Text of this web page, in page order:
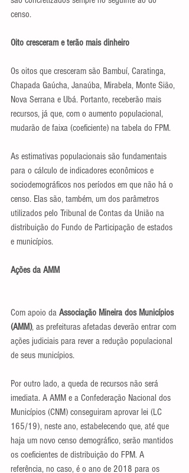
censo.
Oito cresceram e terão mais dinheiro
Os oitos que cresceram são Bambuí, Caratinga,
Chapada Gaúcha, Janaúba, Mirabela, Monte Sião,
Nova Serrana e Ubá. Portanto, receberão mais
recursos, já que, com o aumento populacional,
mudarão de faixa (coeficiente) na tabela do FPM.
As estimativas populacionais são fundamentais
para o cálculo de indicadores econômicos e
sociodemográficos nos períodos em que não há o
censo. Elas são, também, um dos parâmetros
utilizados pelo Tribunal de Contas da União na
distribuição do Fundo de Participação de estados
e municípios.
Ações da AMM
Com apoio da Associação Mineira dos Municípios
(AMM), as prefeituras afetadas deverão entrar com
ações judiciais para rever a redução populacional
de seus municípios.
Por outro lado, a queda de recursos não será
imediata. A AMM e a Confederação Nacional dos
Municípios (CNM) conseguiram aprovar lei (LC
165/19), neste ano, estabelecendo que, até que
haja um novo censo demográfico, serão mantidos
os coeficientes de distribuição do FPM. A
referência, no caso, é o ano de 2018 para os